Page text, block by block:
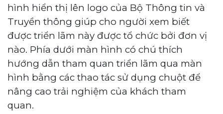
hình hiển thị lên logo của Bộ Thông tin và
Truyền thông giúp cho người xem biết
được triển lãm này được tổ chức bởi đơn vị
nào. Phía dưới màn hình có chú thích
hướng dẫn tham quan triển lãm qua màn
hình bằng các thao tác sử dụng chuột để
nâng cao trải nghiệm của khách tham
quan.